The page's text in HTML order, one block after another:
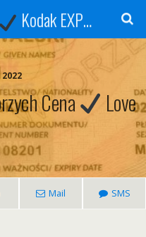
Kodak EXPRESS
Cena Love
Mail SMS